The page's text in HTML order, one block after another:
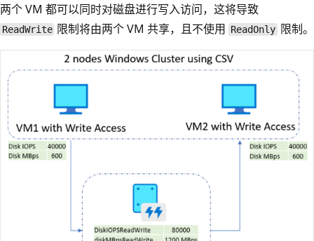
两个 VM 都可以同时对磁盘进行写入访问，这将导致
ReadWrite 限制将由两个 VM 共享，且不使用 ReadOnly 限制。